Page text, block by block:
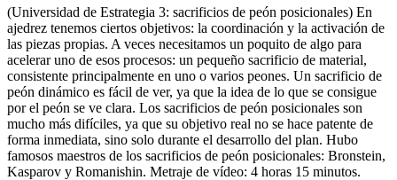
(Universidad de Estrategia 3: sacrificios de peón posicionales) En
ajedrez tenemos ciertos objetivos: la coordinación y la activación de
las piezas propias. A veces necesitamos un poquito de algo para
acelerar uno de esos procesos: un pequeño sacrificio de material,
consistente principalmente en uno o varios peones. Un sacrificio de
peón dinámico es fácil de ver, ya que la idea de lo que se consigue
por el peón se ve clara. Los sacrificios de peón posicionales son
mucho más difíciles, ya que su objetivo real no se hace patente de
forma inmediata, sino solo durante el desarrollo del plan. Hubo
famosos maestros de los sacrificios de peón posicionales: Bronstein,
Kasparov y Romanishin. Metraje de vídeo: 4 horas 15 minutos.